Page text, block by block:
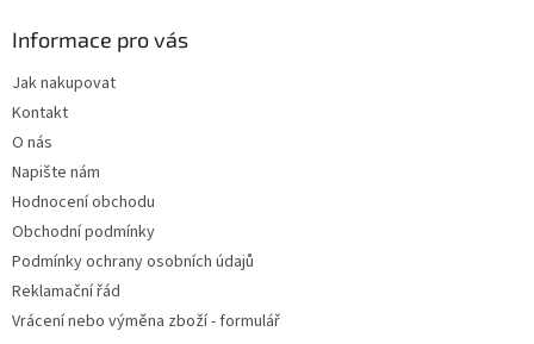
Informace pro vás
Jak nakupovat
Kontakt
O nás
Napište nám
Hodnocení obchodu
Obchodní podmínky
Podmínky ochrany osobních údajů
Reklamační řád
Vrácení nebo výměna zboží - formulář